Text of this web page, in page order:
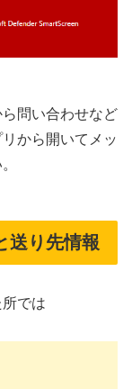
問い合わせなど
から開いてメッ
送り先情報
では